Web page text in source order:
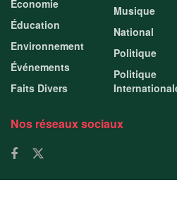
Économie
Éducation
Environnement
Événements
Faits Divers
Musique
National
Politique
Politique
Nos réseaux sociaux